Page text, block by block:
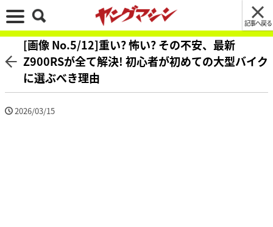
記事へ戻る
[画像 No.5/12]重い? 怖い? その不安、最新
Z900RSが全て解決! 初心者が初めての大型バイク
に選ぶべき理由
2026/03/15